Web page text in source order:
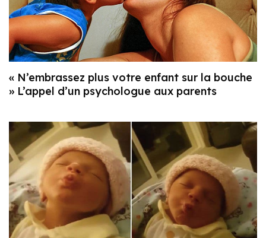
« N’embrassez plus votre enfant sur la bouche
» L’appel d’un psychologue aux parents